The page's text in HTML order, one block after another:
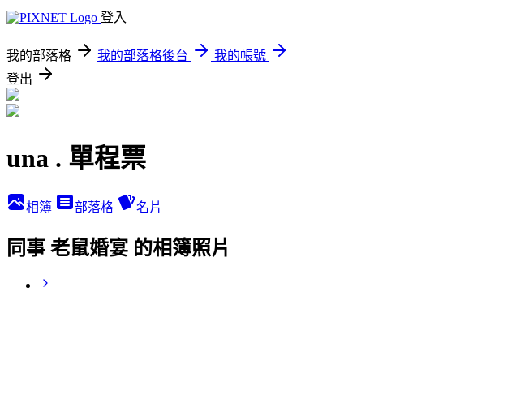
登入
我的部落格 我的部落格後台
我的帳號
登出
una . 單程票
相簿 部落格 名片
同事 老鼠婚宴 的相簿照片